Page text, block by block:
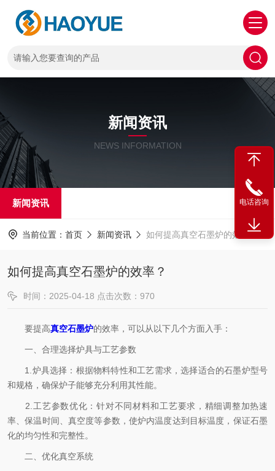
新闻资讯
NEWS INFORMATION
新闻资讯
当前位置： 首页 新闻资讯 如何提高真空石墨炉的效率？
如何提高真空石墨炉的效率？
时间：2025-04-18 点击次数：970
要提高真空石墨炉的效率，可以从以下几个方面入手：
一、合理选择炉具与工艺参数
1.炉具选择：根据物料特性和工艺需求，选择适合的石墨炉型号
和规格，确保炉子能够充分利用其性能。
2.工艺参数优化：针对不同材料和工艺要求，精细调整加热速
率、保温时间、真空度等参数，使炉内温度达到目标温度，保证石墨
化的均匀性和完整性。
二、优化真空系统
电话咨询